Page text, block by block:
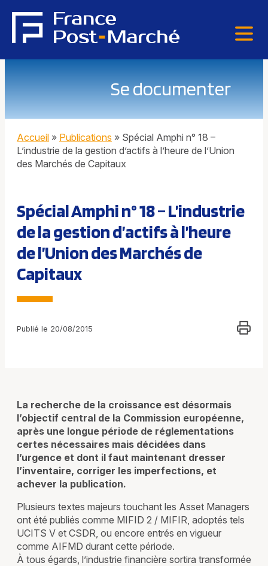
Se documenter
Accueil » Publications » Spécial Amphi n° 18 –
L’industrie de la gestion d’actifs à l’heure de l’Union
des Marchés de Capitaux
Spécial Amphi n° 18 – L’industrie
de la gestion d’actifs à l’heure
de l’Union des Marchés de
Capitaux
Publié le 20/08/2015
La recherche de la croissance est désormais
l’objectif central de la Commission européenne,
après une longue période de réglementations
certes nécessaires mais décidées dans
l’urgence et dont il faut maintenant dresser
l’inventaire, corriger les imperfections, et
achever la publication.
Plusieurs textes majeurs touchant les Asset Managers
ont été publiés comme MIFID 2 / MIFIR, adoptés tels
UCITS V et CSDR, ou encore entrés en vigueur
comme AIFMD durant cette période.
À tous égards, l’industrie financière sortira transformée